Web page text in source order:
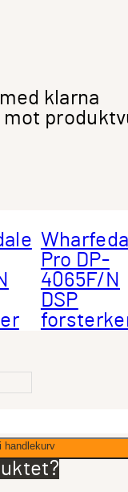
klarna
mot
Pro DP-
4065F/N
DSP
handlekurv